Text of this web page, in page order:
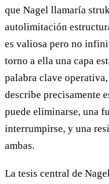
que Nagel llamaría
autolimitación
es valiosa pero no
torno a ella una capa
palabra clave
describe precisamente
puede eliminarse, una
interrumpirse, y una
ambas.
La tesis central de